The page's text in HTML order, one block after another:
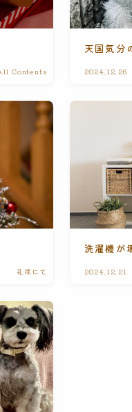
Contents
天国気分
2024.12.26
礼拝にて
洗濯機が
2024.12.21